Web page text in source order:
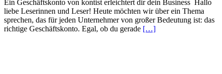
Ein Geschäftskonto von kontist erleichtert dir dein Business Hallo
liebe Leserinnen und Leser! Heute möchten wir über ein Thema
sprechen, das für jeden Unternehmer von großer Bedeutung ist: das
richtige Geschäftskonto. Egal, ob du gerade […]